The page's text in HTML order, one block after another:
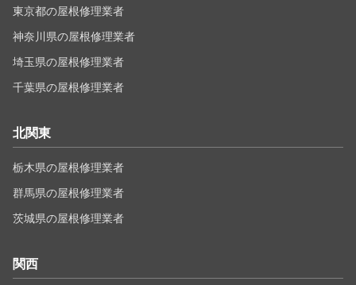
東京都の屋根修理業者
神奈川県の屋根修理業者
埼玉県の屋根修理業者
千葉県の屋根修理業者
北関東
栃木県の屋根修理業者
群馬県の屋根修理業者
茨城県の屋根修理業者
関西